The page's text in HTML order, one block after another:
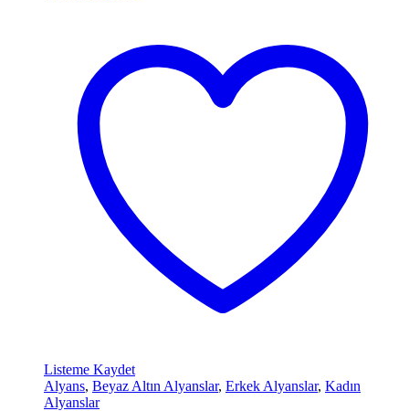
Listeme Kaydet
Alyans, Beyaz Altın Alyanslar, Erkek Alyanslar, Kadın
Alyanslar